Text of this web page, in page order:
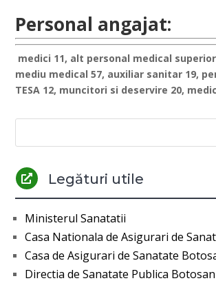
Personal angajat:
medici 11, alt personal medical
mediu medical 57, auxiliar sanitar 19,
TESA 12, muncitori si deservire 20,
 Legături utile
Ministerul Sanatatii
Casa Nationala de Asigurari de
Casa de Asigurari de Sanatate
Directia de Sanatate Publica